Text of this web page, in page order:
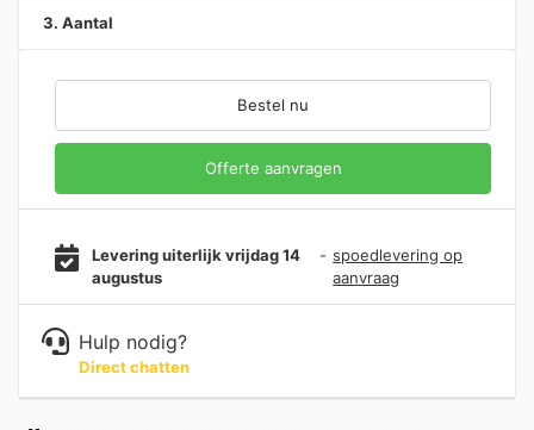
3. Aantal
Bestel nu
Offerte aanvragen
Levering uiterlijk vrijdag 14
augustus
- spoedlevering op
aanvraag
Hulp nodig?
Direct chatten